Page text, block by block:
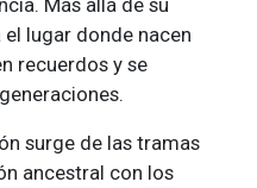
lugar donde nacen
recuerdos y se
surge de las tramas
ancestral con los